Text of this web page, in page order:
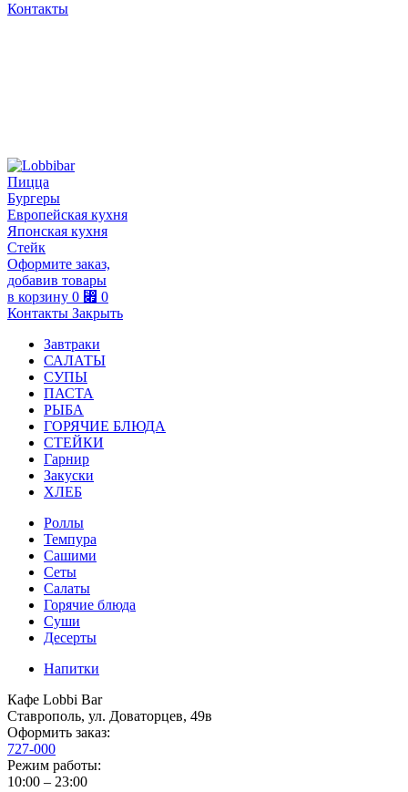
Контакты
Пицца
Бургеры
Европейская кухня
Японская кухня
Стейк
Оформите заказ,
добавив товары
в корзину 0 ⃏ 0
Контакты Закрыть
Завтраки
САЛАТЫ
СУПЫ
ПАСТА
РЫБА
ГОРЯЧИЕ БЛЮДА
СТЕЙКИ
Гарнир
Закуски
ХЛЕБ
Роллы
Темпура
Сашими
Сеты
Салаты
Горячие блюда
Суши
Десерты
Напитки
Кафе Lobbi Bar
Ставрополь, ул. Доваторцев, 49в
Оформить заказ:
727-000
Режим работы:
10:00 – 23:00